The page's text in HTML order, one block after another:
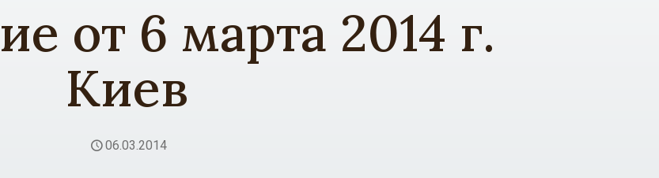
от 6 марта 2014 г.
Киев
06.03.2014